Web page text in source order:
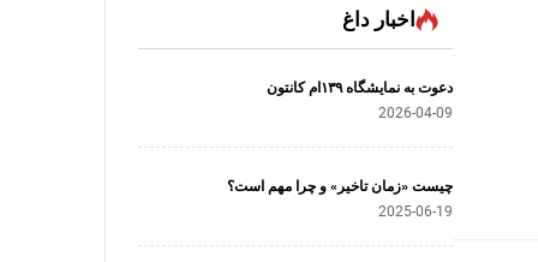
اخبار داغ
دعوت به نمایشگاه ۱۳۹ام کانتون
2026-04-09
چیست «زمان تاخیر» و چرا مهم است؟
2025-06-19